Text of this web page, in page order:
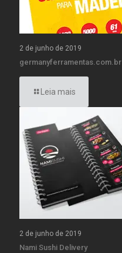
2 de junho de 2019
germanyferramentas.com.br
Leia mais
2 de junho de 2019
Nami Sushi Delivery